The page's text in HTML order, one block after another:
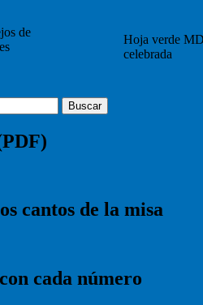
de
Hoja verde
celebrada
Buscar
cantos de la misa
cada número